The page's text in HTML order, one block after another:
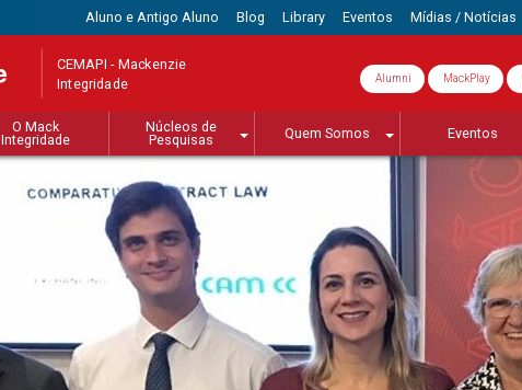
Aluno e Antigo Aluno Blog Library Eventos Mídias / Notícias
CEMAPI - Mackenzie
Integridade Alumni MackPlay
O Mack
Integridade
Núcleos de
Pesquisas
Quem Somos Eventos